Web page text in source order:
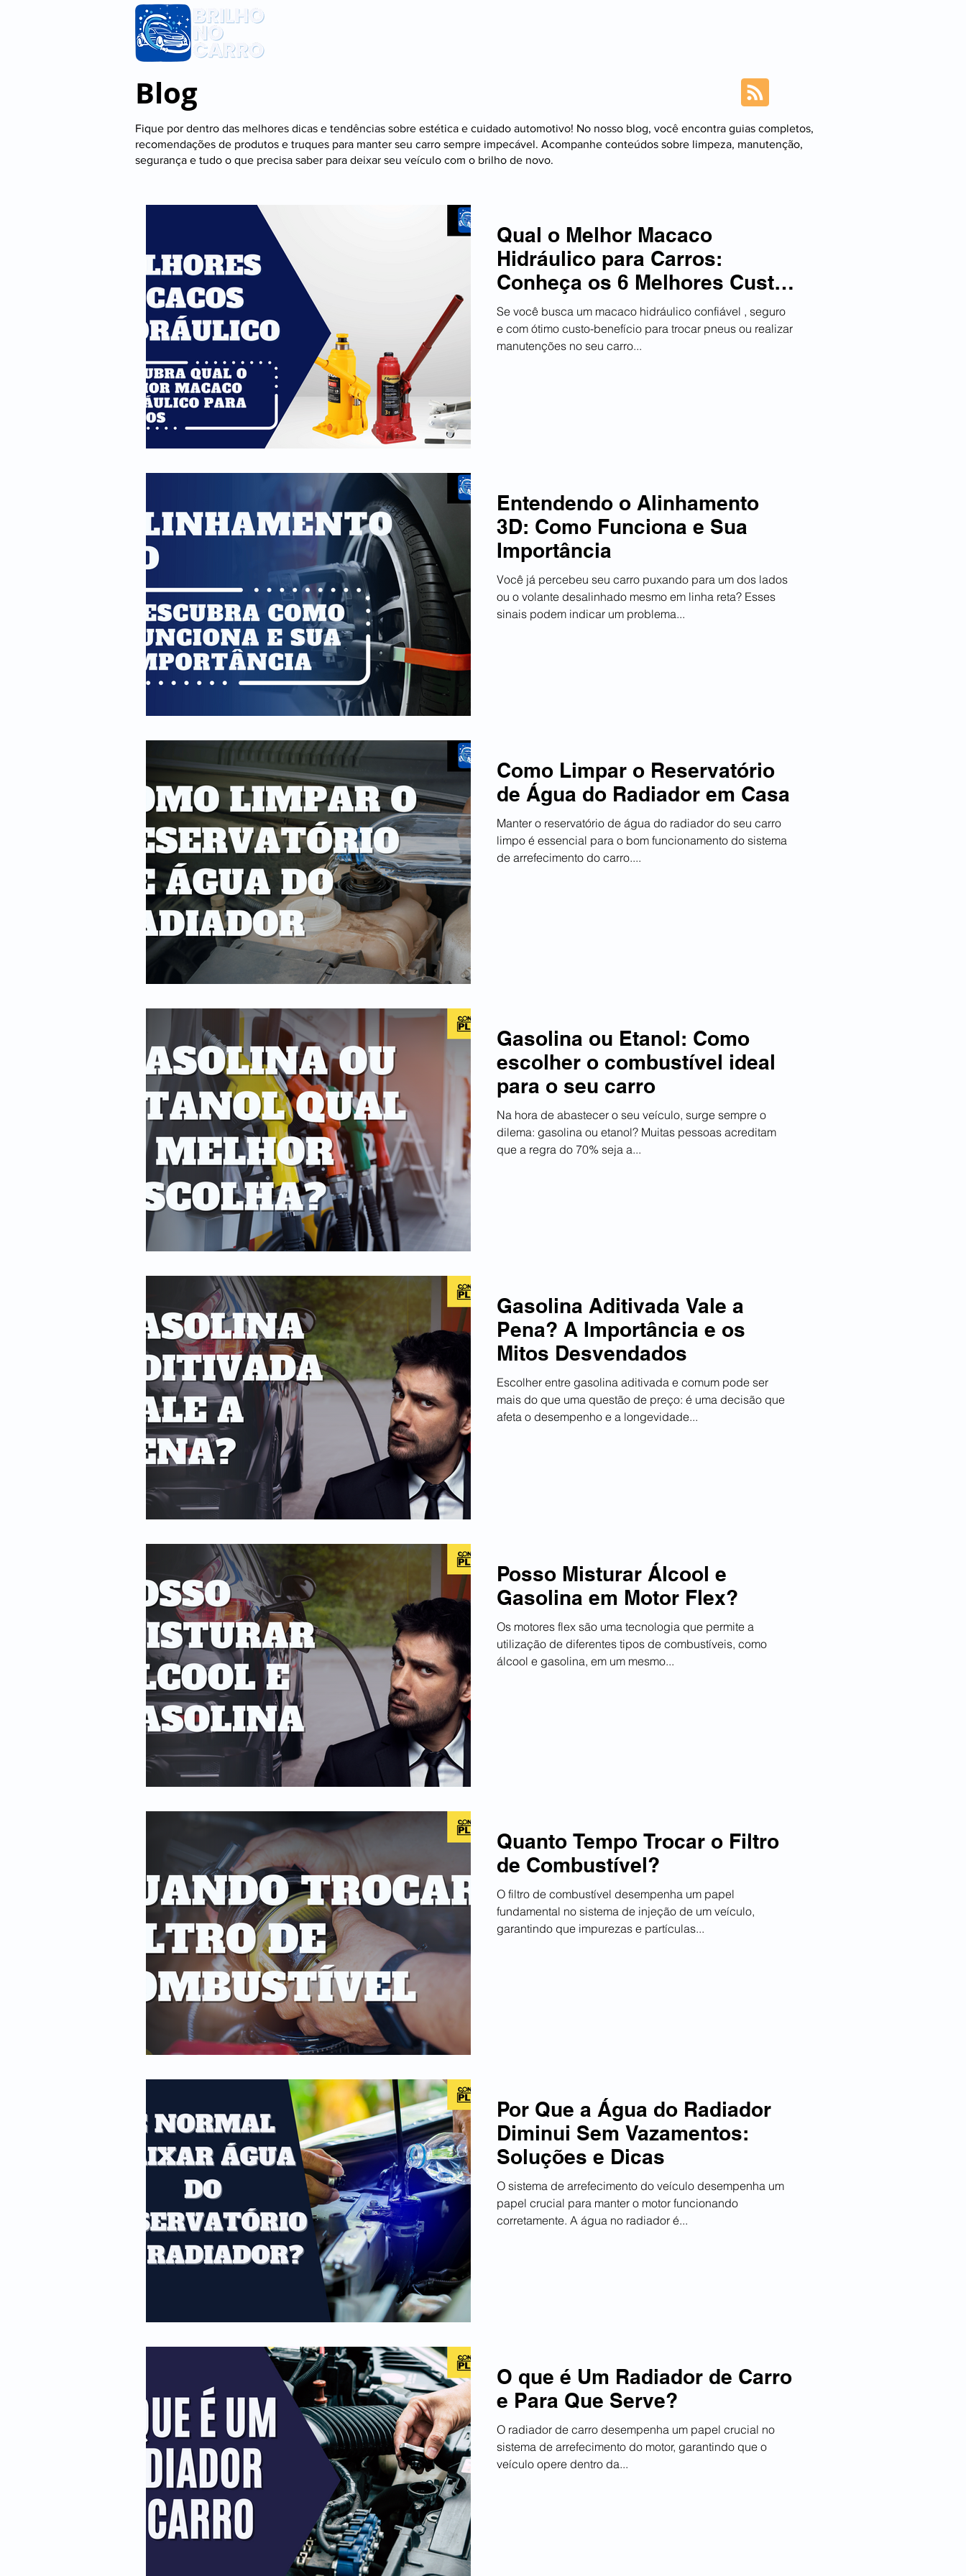
Blog
Qual o Melhor Macaco
Hidráulico para Carros:
Conheça os 6 Melhores Custo-
benefício em 2025
Se você busca um macaco hidráulico confiável , seguro
e com ótimo custo-benefício para trocar pneus ou realizar
manutenções no seu carro...
Entendendo o Alinhamento
3D: Como Funciona e Sua
Importância
Você já percebeu seu carro puxando para um dos lados
ou o volante desalinhado mesmo em linha reta? Esses
sinais podem indicar um problema...
Como Limpar o Reservatório
de Água do Radiador em Casa
Manter o reservatório de água do radiador do seu carro
limpo é essencial para o bom funcionamento do sistema
de arrefecimento do carro....
Gasolina ou Etanol: Como
escolher o combustível ideal
para o seu carro
Na hora de abastecer o seu veículo, surge sempre o
dilema: gasolina ou etanol? Muitas pessoas acreditam
que a regra do 70% seja a...
Gasolina Aditivada Vale a
Pena? A Importância e os
Mitos Desvendados
Escolher entre gasolina aditivada e comum pode ser
mais do que uma questão de preço: é uma decisão que
afeta o desempenho e a longevidade...
Posso Misturar Álcool e
Gasolina em Motor Flex?
Os motores flex são uma tecnologia que permite a
utilização de diferentes tipos de combustíveis, como
álcool e gasolina, em um mesmo...
Quanto Tempo Trocar o Filtro
de Combustível?
O filtro de combustível desempenha um papel
fundamental no sistema de injeção de um veículo,
garantindo que impurezas e partículas...
Por Que a Água do Radiador
Diminui Sem Vazamentos:
Soluções e Dicas
O sistema de arrefecimento do veículo desempenha um
papel crucial para manter o motor funcionando
corretamente. A água no radiador é...
O que é Um Radiador de Carro
e Para Que Serve?
O radiador de carro desempenha um papel crucial no
sistema de arrefecimento do motor, garantindo que o
veículo opere dentro da...
Fique por dentro das melhores dicas e tendências sobre estética e cuidado automotivo! No nosso blog, você encontra guias completos,
recomendações de produtos e truques para manter seu carro sempre impecável. Acompanhe conteúdos sobre limpeza, manutenção,
segurança e tudo o que precisa saber para deixar seu veículo com o brilho de novo.